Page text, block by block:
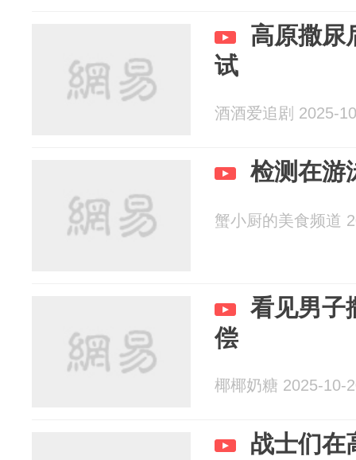
高原撒尿
试
酒酒爱追剧 2025-
检测在游
蟹小厨的美食频道
看见男子
偿
椰椰奶糖 2025-10-
战士们在